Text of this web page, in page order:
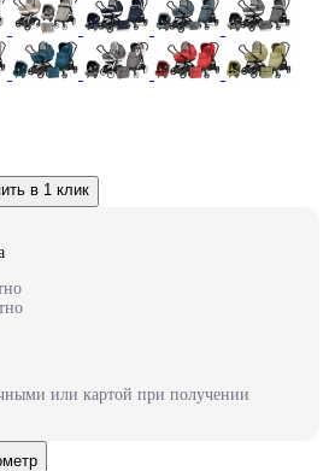
в 1 клик
или картой при получении